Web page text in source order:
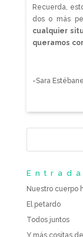
Recuerda,
dos o más
cualquier
queramos
-Sara
Nuestro cuerpo
El petardo
Todos juntos
Y más cositas